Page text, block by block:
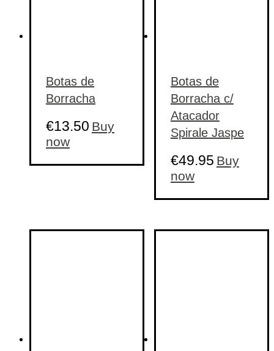
Etiquetas de produto
Botas de
Borracha
€13.50 Buy
nowThis
product
has
be
Botas de
Borracha c/
Atacador
Spirale Jaspe
€49.95 Buy
nowThis
product
has
The